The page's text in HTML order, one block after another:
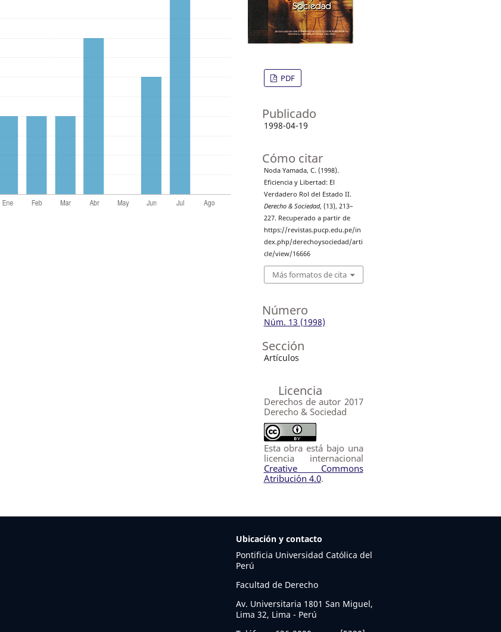
PDF
Publicado
1998-04-19
Cómo citar
Noda Yamada, C. (1998).
Eficiencia y Libertad: El
Verdadero Rol del Estado II.
Derecho & Sociedad, (13), 213–
227. Recuperado a partir de
https://revistas.pucp.edu.pe/in
dex.php/derechoysociedad/arti
cle/view/16666
Más formatos de cita
Número
Núm. 13 (1998)
Sección
Artículos
Licencia
Derechos de autor 2017
Derecho & Sociedad
Esta obra está bajo una
licencia internacional
Creative Commons
Atribución 4.0.
Ubicación y contacto
Pontificia Universidad Católica del
Perú
Facultad de Derecho
Av. Universitaria 1801 San Miguel,
Lima 32, Lima - Perú